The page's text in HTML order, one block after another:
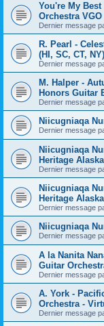
You're My
Orchestra VGO
Dernier message
R. Pearl -
(HI, SC, CT, NY)
Dernier message
M. Halper -
Honors Guitar
Dernier message
Niicugniaqa
Dernier message
Niicugniaqa
Heritage Alaska
Dernier message
Niicugniaqa
Heritage Alaska
Dernier message
Niicugniaqa
Dernier message
A la Nanita
Guitar
Dernier message
A. York -
Orchestra -
Dernier message